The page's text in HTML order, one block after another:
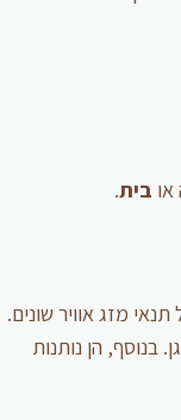
בית.
מזג אוויר שונים.
בנוסף, הן נותנות